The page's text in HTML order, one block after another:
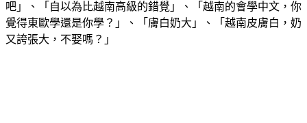
吧」、「自以為比越南高級的錯覺」、「越南的會學中文，你
覺得東歐學還是你學？」、「膚白奶大」、「越南皮膚白，奶
又誇張大，不娶嗎？」